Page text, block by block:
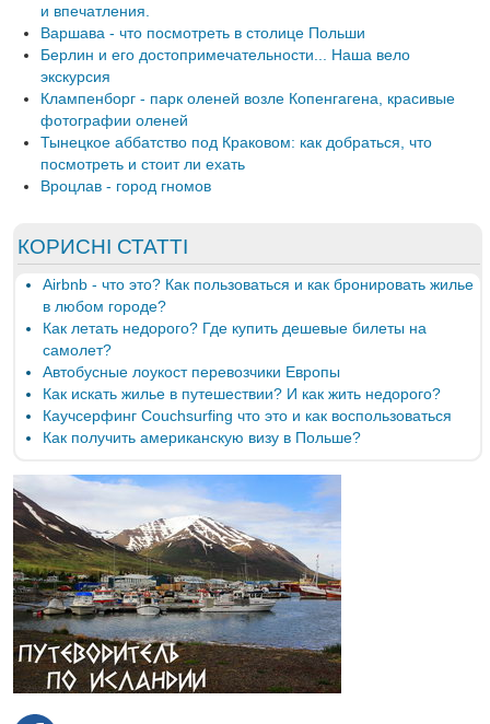
и впечатления.
Варшава - что посмотреть в столице Польши
Берлин и его достопримечательности... Наша вело
экскурсия
Клампенборг - парк оленей возле Копенгагена, красивые
фотографии оленей
Тынецкое аббатство под Краковом: как добраться, что
посмотреть и стоит ли ехать
Вроцлав - город гномов
КОРИСНІ СТАТТІ
Airbnb - что это? Как пользоваться и как бронировать жилье
в любом городе?
Как летать недорого? Где купить дешевые билеты на
самолет?
Автобусные лоукост перевозчики Европы
Как искать жилье в путешествии? И как жить недорого?
Каучсерфинг Couchsurfing что это и как воспользоваться
Как получить американскую визу в Польше?